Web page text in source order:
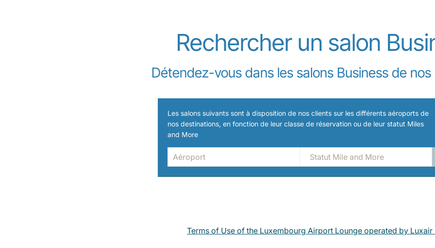
Rechercher un salon
Détendez-vous dans les salons Business de
Les salons suivants sont à disposition de nos clients sur les différents aéroports de
nos destinations, en fonction de leur classe de réservation ou de leur statut Miles
and More
Terms of Use of the Luxembourg Airport Lounge operated by Luxair